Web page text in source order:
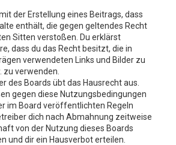
der Erstellung eines Beitrags, dass
enthält, die gegen geltendes Recht
Sitten verstoßen. Du erklärst
dass du das Recht besitzt, die in
verwendeten Links und Bilder zu
zu verwenden.
des Boards übt das Hausrecht aus.
gegen diese Nutzungsbedingungen
im Board veröffentlichten Regeln
dich nach Abmahnung zeitweise
von der Nutzung dieses Boards
und dir ein Hausverbot erteilen.